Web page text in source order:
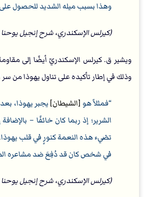
وهذا بسبب ميله الشديد للحصول على
(كيرلس الإسكندري، شرح إنجيل يوحنا
ويشير ق. كيرلس الإسكندريّ أيضًا إلى
وذلك في إطار تأكيده على تناول يهوذا من سر
فمثلاً هو [الشيطان] يجبر يهوذا،
الشرير؛ إذ ربما كان خائفًا –
تضيء هذه النعمة كنورٍ في قلب
في شخص كان قد دُفِعَ ضد مشاعره
(كيرلس الإسكندري، شرح إنجيل يوحنا